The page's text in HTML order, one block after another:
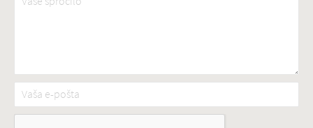
Vaša e-pošta*